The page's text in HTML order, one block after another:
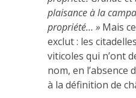
plaisance à la
propriété… » Mais
exclut : les
viticoles qui n’ont
nom, en l’absence
à la définition de